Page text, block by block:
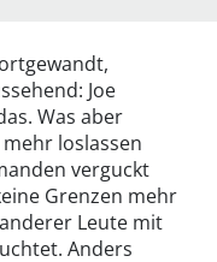
Joe
Was aber
loslassen
verguckt
Grenzen mehr
Leute mit
Anders